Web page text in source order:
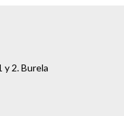
y 2. Burela